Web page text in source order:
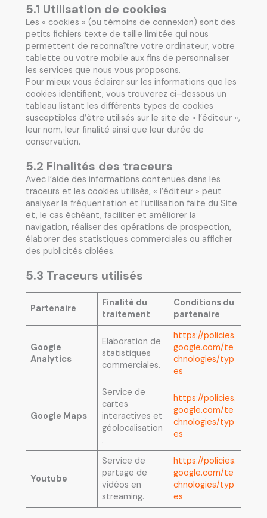
5.1 Utilisation de cookies
Les « cookies » (ou témoins de connexion) sont des
petits fichiers texte de taille limitée qui nous
permettent de reconnaître votre ordinateur, votre
tablette ou votre mobile aux fins de personnaliser
les services que nous vous proposons.
Pour mieux vous éclairer sur les informations que les
cookies identifient, vous trouverez ci-dessous un
tableau listant les différents types de cookies
susceptibles d’être utilisés sur le site de « l’éditeur »,
leur nom, leur finalité ainsi que leur durée de
conservation.
5.2 Finalités des traceurs
Avec l’aide des informations contenues dans les
traceurs et les cookies utilisés, « l’éditeur » peut
analyser la fréquentation et l’utilisation faite du Site
et, le cas échéant, faciliter et améliorer la
navigation, réaliser des opérations de prospection,
élaborer des statistiques commerciales ou afficher
des publicités ciblées.
5.3 Traceurs utilisés
Partenaire
Finalité du
traitement
Conditions du
partenaire
Google
Analytics
Elaboration de
statistiques
commerciales.
https://policies.
google.com/te
chnologies/typ
es
Google Maps
Service de
cartes
interactives et
géolocalisation
.
https://policies.
google.com/te
chnologies/typ
es
Youtube
Service de
partage de
vidéos en
streaming.
https://policies.
google.com/te
chnologies/typ
es